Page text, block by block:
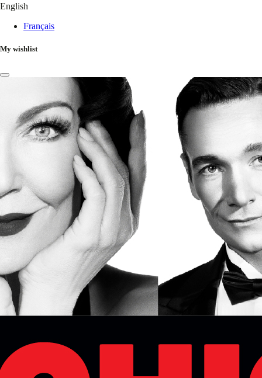
English
Français
My wishlist